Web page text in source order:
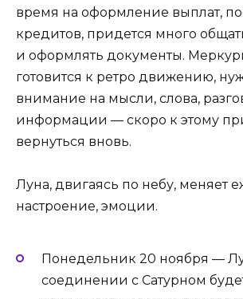
время на оформление выплат,
кредитов, придется много
и оформлять документы.
готовится к ретро движению,
внимание на мысли, слова,
информации — скоро к этому
вернуться вновь.
Луна, двигаясь по небу, меняет
настроение, эмоции.
Понедельник 20 ноября —
соединении с Сатурном